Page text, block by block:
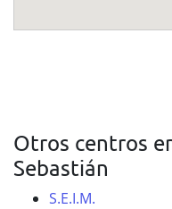
Otros centros
Sebastián
S.E.I.M.